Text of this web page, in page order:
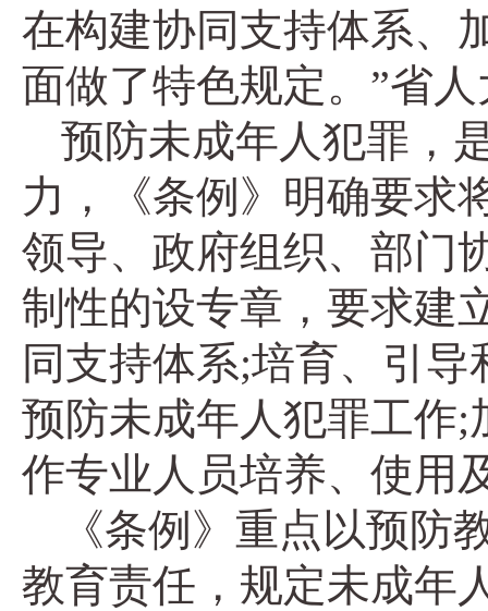
在构建协同支持体系、
面做了特色规定。”省
预防未成年人犯罪，
力，《条例》明确要求
领导、政府组织、部门
制性的设专章，要求建
同支持体系;培育、引
预防未成年人犯罪工作
作专业人员培养、使用
《条例》重点以预
教育责任，规定未成年